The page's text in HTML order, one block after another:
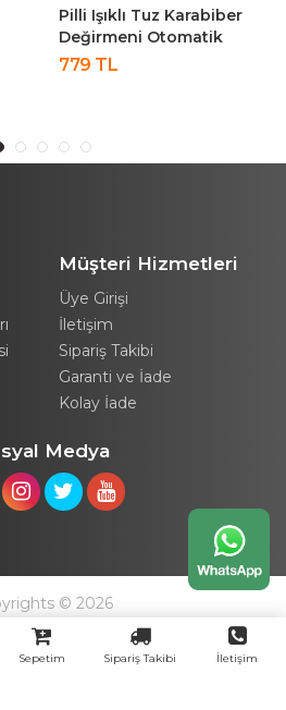
Pilli Işıklı Tuz Karabiber
Değirmeni Otomatik
Baharat Öğütücü 2li
779 TL
Müşteri Hizmetleri
Üye Girişi
İletişim
Sipariş Takibi
Garanti ve İade
Kolay İade
Medya
© 2026
Sepetim Sipariş Takibi İletişim